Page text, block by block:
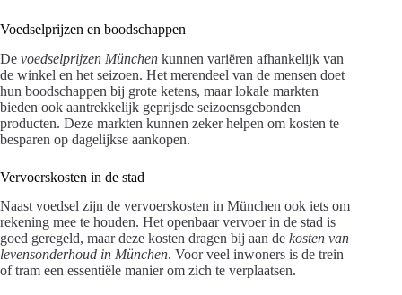
Voedselprijzen en boodschappen
De voedselprijzen München kunnen variëren afhankelijk van
de winkel en het seizoen. Het merendeel van de mensen doet
hun boodschappen bij grote ketens, maar lokale markten
bieden ook aantrekkelijk geprijsde seizoensgebonden
producten. Deze markten kunnen zeker helpen om kosten te
besparen op dagelijkse aankopen.
Vervoerskosten in de stad
Naast voedsel zijn de vervoerskosten in München ook iets om
rekening mee te houden. Het openbaar vervoer in de stad is
goed geregeld, maar deze kosten dragen bij aan de kosten van
levensonderhoud in München. Voor veel inwoners is de trein
of tram een essentiële manier om zich te verplaatsen.